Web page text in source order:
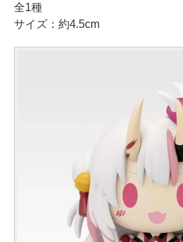
全1種
サイズ：約4.5cm